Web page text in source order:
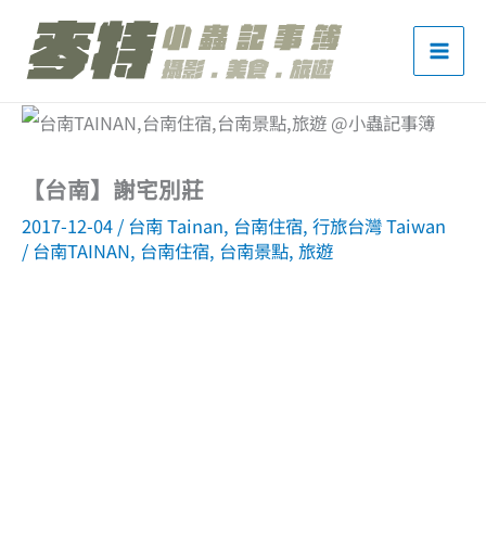
【台南】謝宅別莊
2017-12-04 / 台南 Tainan, 台南住宿, 行旅台灣 Taiwan
/ 台南TAINAN, 台南住宿, 台南景點, 旅遊